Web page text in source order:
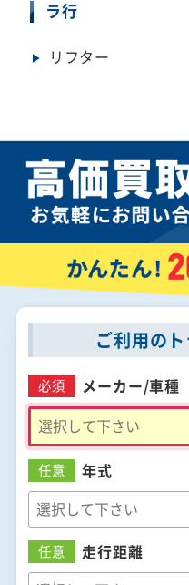
ラ行
リフター
ご利用の
必須 メーカー/車種
任意 年式
任意 走行距離